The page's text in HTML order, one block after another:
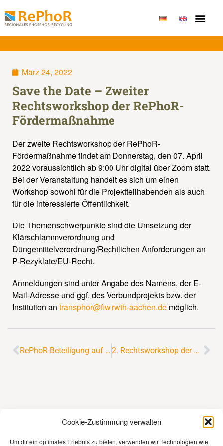
Cookie-Zustimmung verwalten
Um dir ein optimales Erlebnis zu bieten, verwenden wir Technologien wie
März 24, 2022
Save the Date – Zweiter
Rechtsworkshop der RePhoR-
Fördermaßnahme
Der zweite Rechtsworkshop der RePhoR-
Fördermaßnahme findet am Donnerstag, den 07. April
2022 voraussichtlich ab 9:00 Uhr digital über Zoom statt.
Bei der Veranstaltung handelt es sich um einen
Workshop sowohl für die Projektteilhabenden als auch
für die interessierte Öffentlichkeit.
Die Themenschwerpunkte sind die Umsetzung der
Klärschlammverordnung und
Düngemittelverordnung/Rechtlichen Anforderungen an
P-Rezyklate/EU-Recht.
Anmeldungen sind unter Angabe des Namens, der E-
Mail-Adresse und ggf. des Verbundprojekts bzw. der
Institution an transphor@fiw.rwth-aachen.de möglich.
RePhoR-Beteiligung auf der 55. Essener Tagung 2. Rechtsworkshop der BMBF Fördermaßnahme RePhoR erfolgreich durchgeführt